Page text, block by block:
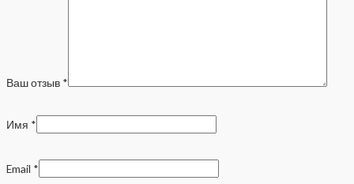
Ваш отзыв *
Имя *
Email *